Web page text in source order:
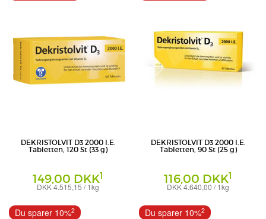
DEKRISTOLVIT D3 2000 I.E.
Tabletten, 120 St (33 g)
149,00 DKK1
DKK 4.515,15 / 1kg
Trommsdorff GmbH & Co. KG
DEKRISTOLVIT D3 2000 I.E.
Tabletten, 90 St (25 g)
116,00 DKK1
DKK 4.640,00 / 1kg
Trommsdorff GmbH & Co. KG
Du sparer 10%2 Du sparer 10%2